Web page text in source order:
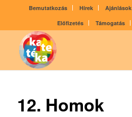
Bemutatkozás Hírek Ajánlások
Előfizetés
Támogatás
12. Homok